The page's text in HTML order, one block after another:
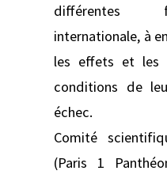
différentes
internationale, à
les effets et les
conditions de
échec.
Comité
(Paris 1